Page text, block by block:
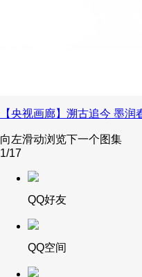
【央视画廊】溯古追今 墨
向左滑动浏览下一个图集
1/17
QQ好友
QQ空间